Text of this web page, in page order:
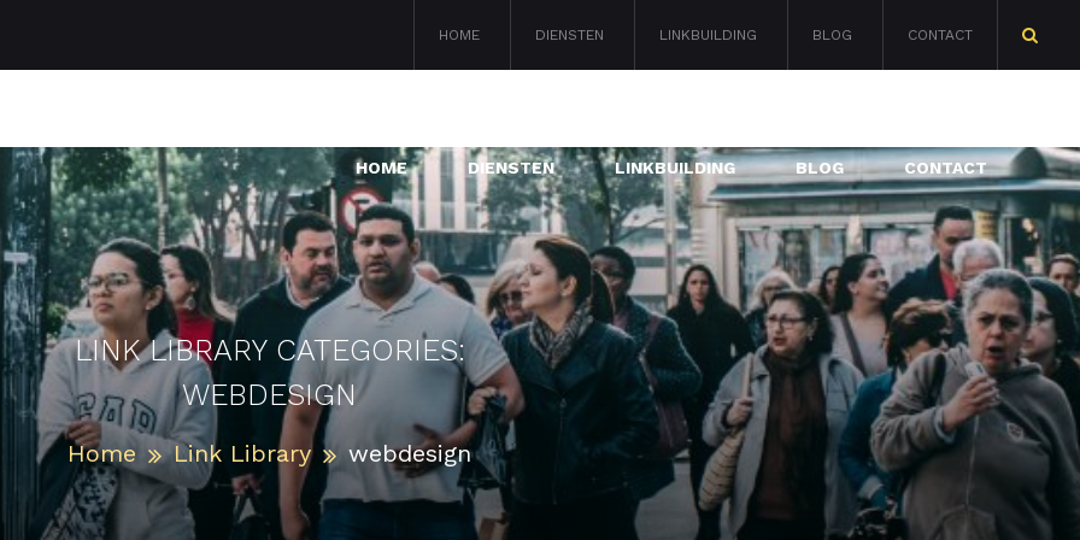
HOME DIENSTEN LINKBUILDING BLOG CONTACT
HOME DIENSTEN LINKBUILDING BLOG CONTACT
LINK LIBRARY CATEGORIES:
WEBDESIGN
Home Link Library webdesign